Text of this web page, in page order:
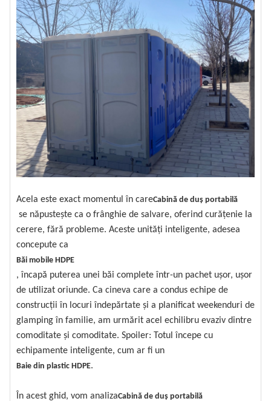
Acela este exact momentul în careCabină de duș portabilă
se năpustește ca o frânghie de salvare, oferind curățenie la
cerere, fără probleme. Aceste unități inteligente, adesea
concepute ca
Băi mobile HDPE
, încapă puterea unei băi complete într-un pachet ușor, ușor
de utilizat oriunde. Ca cineva care a condus echipe de
construcții în locuri îndepărtate și a planificat weekenduri de
glamping în familie, am urmărit acel echilibru evaziv dintre
comoditate și comoditate. Spoiler: Totul începe cu
echipamente inteligente, cum ar fi un
Baie din plastic HDPE.
În acest ghid, vom analizaCabină de duș portabilă